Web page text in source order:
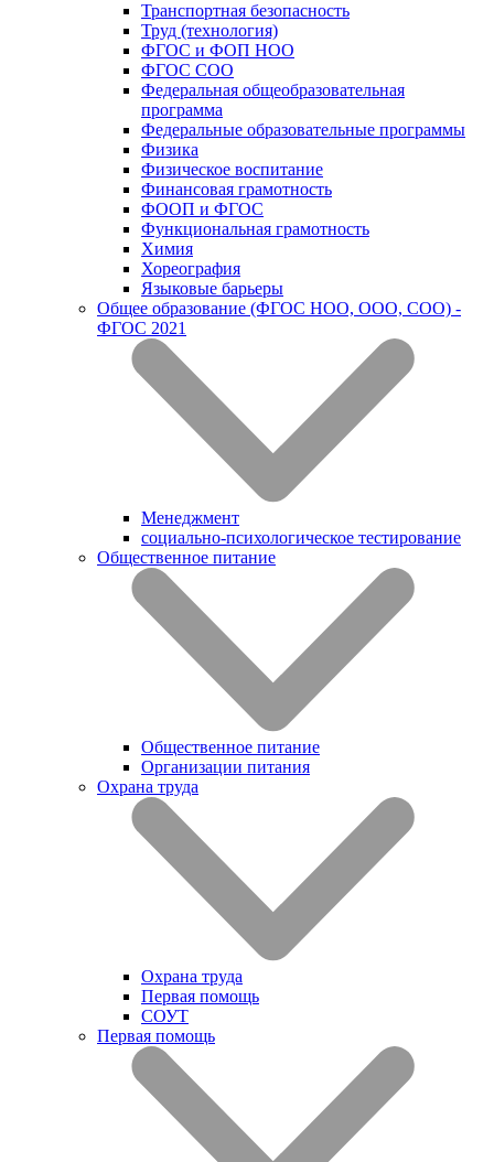
Транспортная безопасность
Труд (технология)
ФГОС и ФОП НОО
ФГОС СОО
Федеральная общеобразовательная
программа
Федеральные образовательные программы
Физика
Физическое воспитание
Финансовая грамотность
ФООП и ФГОС
Функциональная грамотность
Химия
Хореография
Языковые барьеры
Общее образование (ФГОС НОО, ООО, СОО) -
ФГОС 2021
Менеджмент
социально-психологическое тестирование
Общественное питание
Общественное питание
Организации питания
Охрана труда
Охрана труда
Первая помощь
СОУТ
Первая помощь